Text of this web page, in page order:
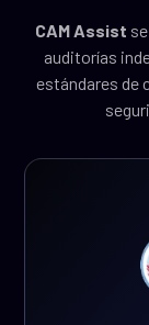
CAM Assist
auditorías
estándares de